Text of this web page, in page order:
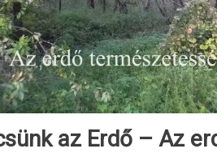
az Erdő – Az